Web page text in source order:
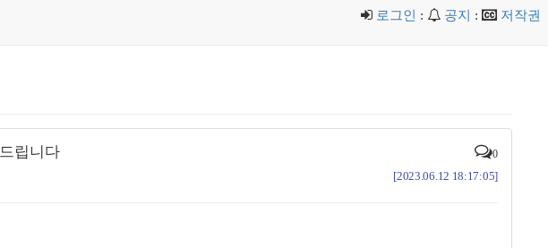
로그인 : 공지 : 저작권
립니다 0
[2023.06.12 18:17:05]